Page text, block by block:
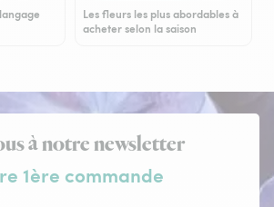
Les fleurs les plus abordables à
acheter selon la saison
à notre newsletter
1ère commande